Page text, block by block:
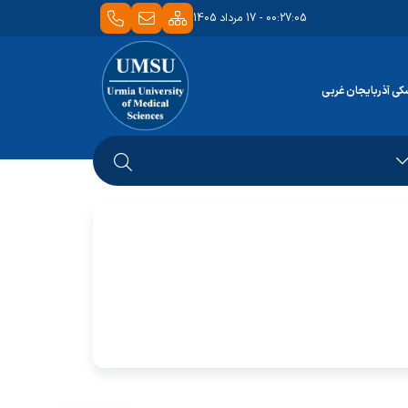
00:27:05 - 17 مرداد 1405
آذربایجان غربی